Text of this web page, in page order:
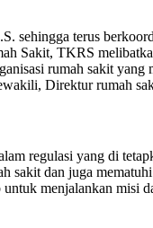
sehingga terus
Sakit, TKRS
rumah sakit
Direktur rumah
regulasi yang di
dan juga
menjalankan misi